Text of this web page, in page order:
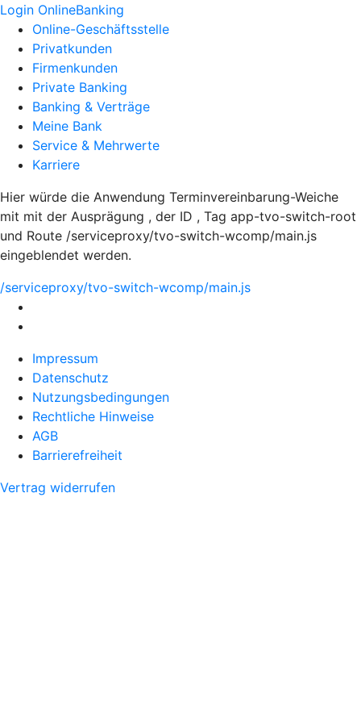
Login OnlineBanking
Online-Geschäftsstelle
Privatkunden
Firmenkunden
Private Banking
Banking & Verträge
Meine Bank
Service & Mehrwerte
Karriere
Hier würde die Anwendung Terminvereinbarung-Weiche
mit mit der Ausprägung , der ID , Tag app-tvo-switch-root
und Route /serviceproxy/tvo-switch-wcomp/main.js
eingeblendet werden.
/serviceproxy/tvo-switch-wcomp/main.js
Impressum
Datenschutz
Nutzungsbedingungen
Rechtliche Hinweise
AGB
Barrierefreiheit
Vertrag widerrufen